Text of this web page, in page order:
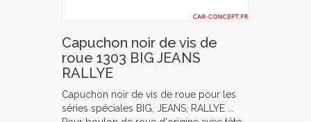
Capuchon noir de vis de
roue 1303 BIG JEANS
RALLYE
Capuchon noir de vis de roue pour les
séries spéciales BIG, JEANS, RALLYE ...